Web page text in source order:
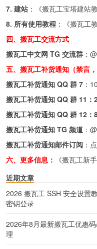
7. 建站 ：《搬瓦工宝塔建站
8. 所有使用教程 ：《搬瓦工
四、搬瓦工交流方式
搬瓦工中文网 TG 交流群 ：
五、搬瓦工补货通知（禁言
搬瓦工补货通知 QQ 群 7 ：
搬瓦工补货通知 QQ 群 11：
搬瓦工补货通知 QQ 群 12：
搬瓦工补货通知 TG 频道 ：
搬瓦工补货通知邮件订阅 ：
六、更多信息：
《搬瓦工新
近期文章
2026 搬瓦工 SSH 安全设置
密钥登录
2026年8月最新搬瓦工优惠
理